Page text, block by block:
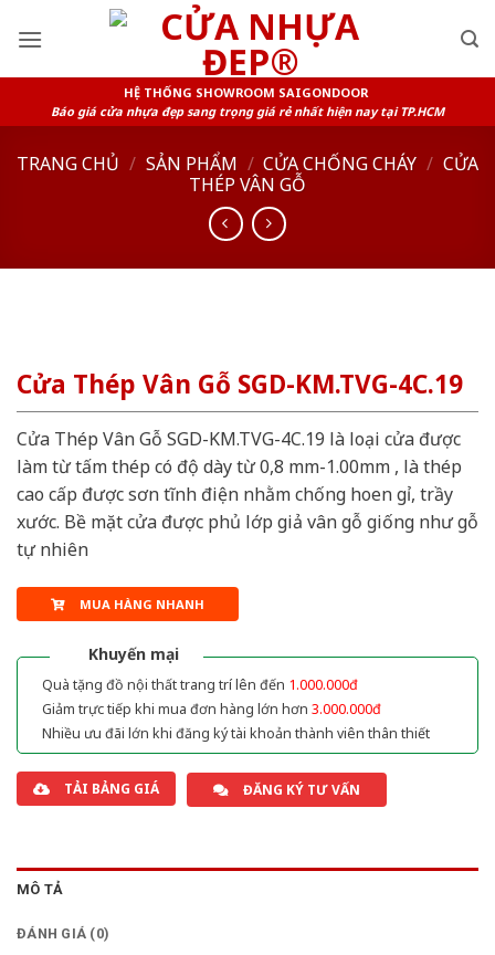
HỆ THỐNG SHOWROOM SAIGONDOOR
Báo giá cửa nhựa đẹp sang trọng giá rẻ nhất hiện nay tại TP.HCM
TRANG CHỦ / SẢN PHẨM / CỬA CHỐNG CHÁY / CỬA
THÉP VÂN GỖ
Cửa Thép Vân Gỗ SGD-KM.TVG-4C.19
Cửa Thép Vân Gỗ SGD-KM.TVG-4C.19 là loại cửa được
làm từ tấm thép có độ dày từ 0,8 mm-1.00mm , là thép
cao cấp được sơn tĩnh điện nhằm chống hoen gỉ, trầy
xước. Bề mặt cửa được phủ lớp giả vân gỗ giống như gỗ
tự nhiên
MUA HÀNG NHANH
Khuyến mại
Quà tặng đồ nội thất trang trí lên đến 1.000.000đ
Giảm trực tiếp khi mua đơn hàng lớn hơn 3.000.000đ
Nhiều ưu đãi lớn khi đăng ký tài khoản thành viên thân thiết
TẢI BẢNG GIÁ ĐĂNG KÝ TƯ VẤN
MÔ TẢ
ĐÁNH GIÁ (0)